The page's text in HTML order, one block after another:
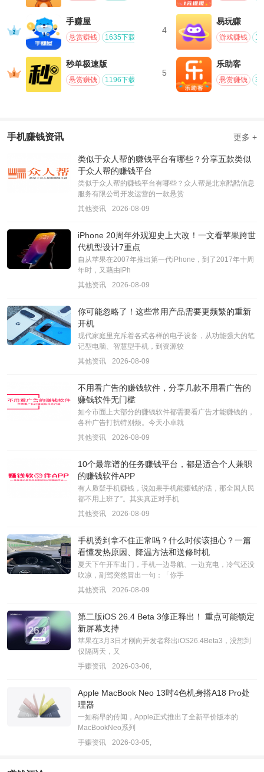
手赚屋
悬赏赚钱 1635下载
秒单极速版
悬赏赚钱 1196下载
4
易玩赚
游戏赚钱
5
乐助客
悬赏赚钱
手机赚钱资讯 更多 +
类似于众人帮的赚钱平台有哪些？分享五款类似
于众人帮的赚钱平台
类似于众人帮的赚钱平台有哪些？众人帮是北京酷酷信息
服务有限公司开发运营的一款悬赏
其他资讯
2026-08-09
iPhone 20周年外观迎史上大改！一文看苹果跨世
代机型设计7重点
自从苹果在2007年推出第一代iPhone，到了2017年十周
年时，又藉由iPh
其他资讯
2026-08-09
你可能忽略了！这些常用产品需要更频繁的重新
开机
现代家庭里充斥着各式各样的电子设备，从功能强大的笔
记型电脑、智慧型手机，到资源较
其他资讯
2026-08-09
不用看广告的赚钱软件，分享几款不用看广告的
赚钱软件无门槛
如今市面上大部分的赚钱软件都需要看广告才能赚钱的，
各种广告打扰特别烦。今天小卓就
其他资讯
2026-08-09
10个最靠谱的任务赚钱平台，都是适合个人兼职
的赚钱软件APP
有人质疑手机赚钱，说如果手机能赚钱的话，那全国人民
都不用上班了”。其实真正对手机
其他资讯
2026-08-09
手机烫到拿不住正常吗？什么时候该担心？一篇
看懂发热原因、降温方法和送修时机
夏天下午开车出门，手机一边导航、一边充电，冷气还没
吹凉，副驾突然冒出一句：「你手
其他资讯
2026-08-09
第二版iOS 26.4 Beta 3修正释出！ 重点可能锁定
新屏幕支持
苹果在3月3日才刚向开发者释出iOS26.4Beta3，没想到
仅隔两天，又
手赚资讯
2026-03-06,
Apple MacBook Neo 13吋4色机身搭A18 Pro处
理器
一如稍早的传闻，Apple正式推出了全新平价版本的
MacBookNeo系列
手赚资讯
2026-03-05,